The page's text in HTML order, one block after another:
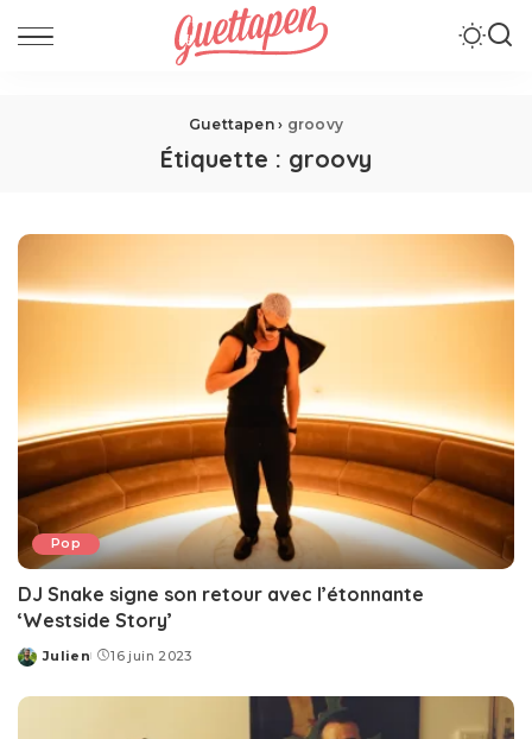
Guettapen› groovy
Étiquette : groovy
Pop
DJ Snake signe son retour avec l’étonnante
‘Westside Story’
Posted
Julien 16 juin 2023